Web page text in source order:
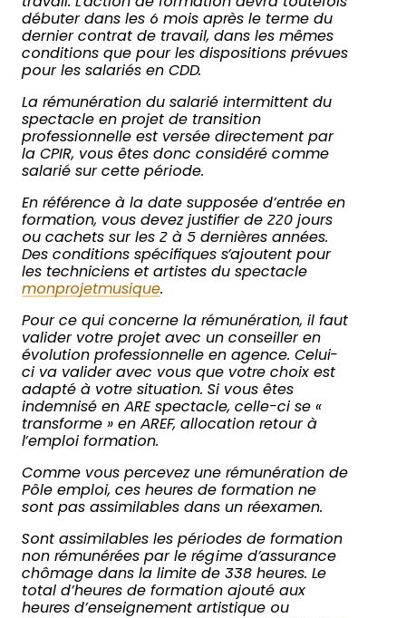
travail. L’action de formation devra toutefois
débuter dans les 6 mois après le terme du
dernier contrat de travail, dans les mêmes
conditions que pour les dispositions prévues
pour les salariés en CDD.
La rémunération du salarié intermittent du
spectacle en projet de transition
professionnelle est versée directement par
la CPIR, vous êtes donc considéré comme
salarié sur cette période.
En référence à la date supposée d’entrée en
formation, vous devez justifier de 220 jours
ou cachets sur les 2 à 5 dernières années.
Des conditions spécifiques s’ajoutent pour
les techniciens et artistes du spectacle
monprojetmusique.
Pour ce qui concerne la rémunération, il faut
valider votre projet avec un conseiller en
évolution professionnelle en agence. Celui-
ci va valider avec vous que votre choix est
adapté à votre situation. Si vous êtes
indemnisé en ARE spectacle, celle-ci se «
transforme » en AREF, allocation retour à
l’emploi formation.
Comme vous percevez une rémunération de
Pôle emploi, ces heures de formation ne
sont pas assimilables dans un réexamen.
Sont assimilables les périodes de formation
non rémunérées par le régime d’assurance
chômage dans la limite de 338 heures. Le
total d’heures de formation ajouté aux
heures d’enseignement artistique ou